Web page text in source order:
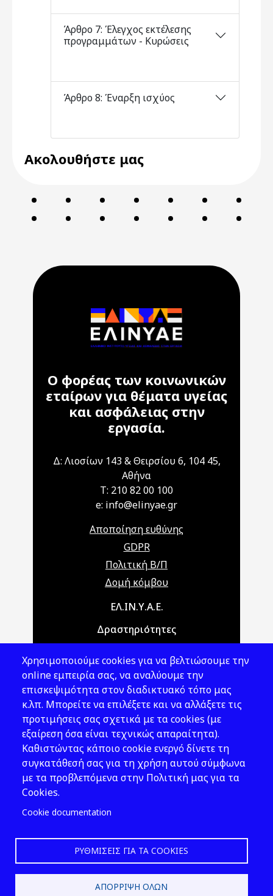
Άρθρο 7: Έλεγχος εκτέλεσης
προγραμμάτων - Κυρώσεις
Άρθρο 8: Έναρξη ισχύος
Ακολουθήστε μας
Ο φορέας των κοινωνικών
εταίρων για θέματα υγείας
και ασφάλειας στην
εργασία.
Δ: Λιοσίων 143 & Θειρσίου 6, 104 45,
Αθήνα
T: 210 82 00 100
e: info@elinyae.gr
Αποποίηση ευθύνης
GDPR
Πολιτική Β/Π
Δομή κόμβου
Main navigationΕΛ.ΙΝ.Υ.Α.Ε.
Δραστηριότητες
Νομοθεσία
Εκδόσεις
Νέα - Εκδηλώσεις
Ακολουθήστε μας
Χρησιμοποιούμε cookies για να βελτιώσουμε την
online εμπειρία σας, να αναλύουμε την
επισκεψιμότητα στον διαδικτυακό τόπο μας
κ.λπ. Μπορείτε να επιλέξετε και να αλλάξετε τις
προτιμήσεις σας σχετικά με τα cookies (με
εξαίρεση όσα είναι τεχνικώς απαραίτητα).
Καθιστώντας κάποιο cookie ενεργό δίνετε τη
συγκατάθεσή σας για τη χρήση αυτού σύμφωνα
με τα προβλεπόμενα στην Πολιτική μας για τα
Cookies.
Cookie documentation
ΡΥΘΜΊΣΕΙΣ ΓΙΑ ΤΑ COOKIES
ΑΠΌΡΡΙΨΗ ΌΛΩΝ
2026 © ΕΛ.ΙΝ.Υ.Α.Ε.